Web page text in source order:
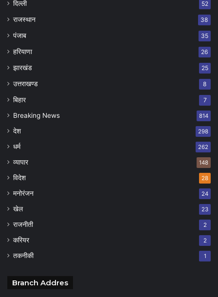
दिल्ली 52
राजस्थान 38
पंजाब 35
हरियाणा 26
झारखंड 25
उत्तराखण्ड 8
बिहार 7
Breaking News 814
देश 298
धर्म 262
व्यापार 148
विदेश 28
मनोरंजन 24
खेल 23
राजनीती 2
करियर 2
तकनीकी 1
Branch Addres